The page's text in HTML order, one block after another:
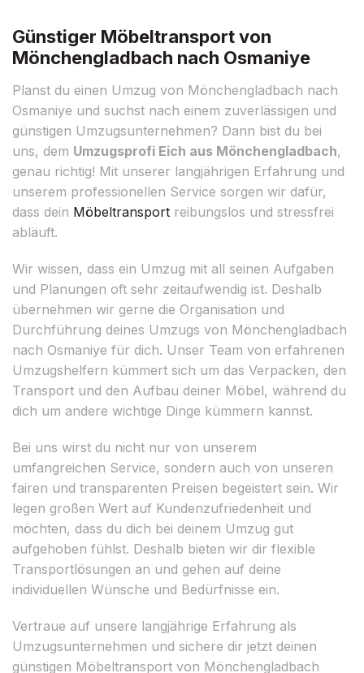
Günstiger Möbeltransport von
Mönchengladbach nach Osmaniye
Planst du einen Umzug von Mönchengladbach nach
Osmaniye und suchst nach einem zuverlässigen und
günstigen Umzugsunternehmen? Dann bist du bei
uns, dem Umzugsprofi Eich aus Mönchengladbach,
genau richtig! Mit unserer langjährigen Erfahrung und
unserem professionellen Service sorgen wir dafür,
dass dein Möbeltransport reibungslos und stressfrei
abläuft.
Wir wissen, dass ein Umzug mit all seinen Aufgaben
und Planungen oft sehr zeitaufwendig ist. Deshalb
übernehmen wir gerne die Organisation und
Durchführung deines Umzugs von Mönchengladbach
nach Osmaniye für dich. Unser Team von erfahrenen
Umzugshelfern kümmert sich um das Verpacken, den
Transport und den Aufbau deiner Möbel, während du
dich um andere wichtige Dinge kümmern kannst.
Bei uns wirst du nicht nur von unserem
umfangreichen Service, sondern auch von unseren
fairen und transparenten Preisen begeistert sein. Wir
legen großen Wert auf Kundenzufriedenheit und
möchten, dass du dich bei deinem Umzug gut
aufgehoben fühlst. Deshalb bieten wir dir flexible
Transportlösungen an und gehen auf deine
individuellen Wünsche und Bedürfnisse ein.
Vertraue auf unsere langjährige Erfahrung als
Umzugsunternehmen und sichere dir jetzt deinen
günstigen Möbeltransport von Mönchengladbach